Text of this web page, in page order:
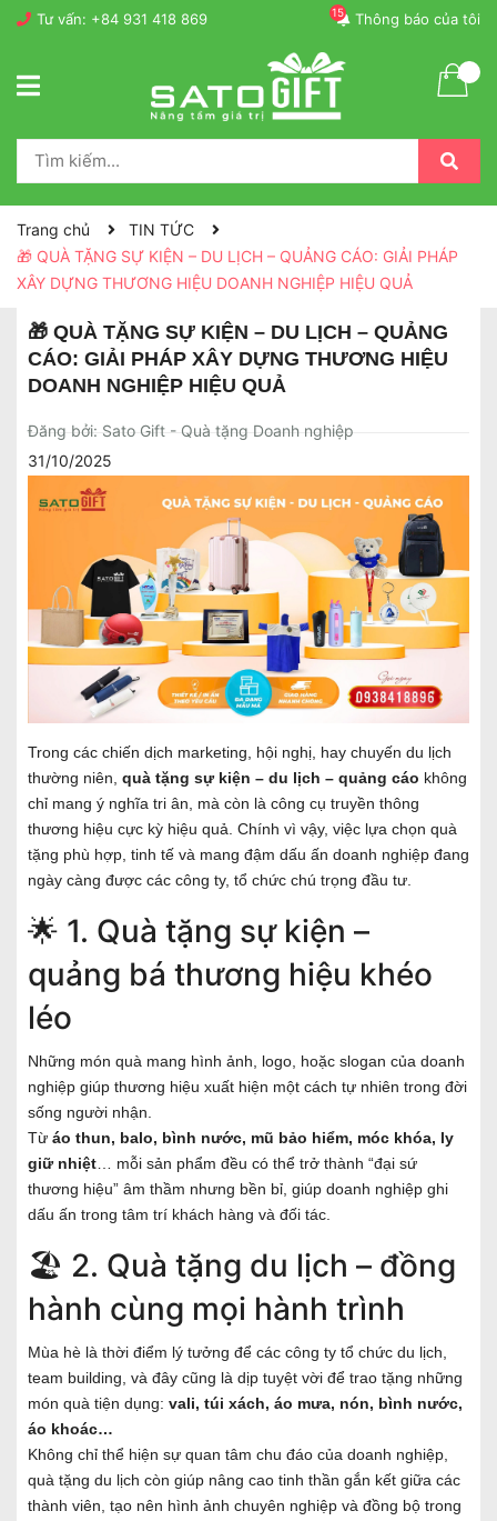
Tư vấn: +84 931 418 869 Thông báo của tôi
15
Trang chủ
TIN TỨC
🎁 QUÀ TẶNG SỰ KIỆN – DU LỊCH – QUẢNG CÁO: GIẢI PHÁP
XÂY DỰNG THƯƠNG HIỆU DOANH NGHIỆP HIỆU QUẢ
🎁 QUÀ TẶNG SỰ KIỆN – DU LỊCH – QUẢNG
CÁO: GIẢI PHÁP XÂY DỰNG THƯƠNG HIỆU
DOANH NGHIỆP HIỆU QUẢ
Đăng bởi: Sato Gift - Quà tặng Doanh nghiệp
31/10/2025
Trong các chiến dịch marketing, hội nghị, hay chuyến du lịch
thường niên, quà tặng sự kiện – du lịch – quảng cáo không
chỉ mang ý nghĩa tri ân, mà còn là công cụ truyền thông
thương hiệu cực kỳ hiệu quả. Chính vì vậy, việc lựa chọn quà
tặng phù hợp, tinh tế và mang đậm dấu ấn doanh nghiệp đang
ngày càng được các công ty, tổ chức chú trọng đầu tư.
🌟 1. Quà tặng sự kiện –
quảng bá thương hiệu khéo
léo
Những món quà mang hình ảnh, logo, hoặc slogan của doanh
nghiệp giúp thương hiệu xuất hiện một cách tự nhiên trong đời
sống người nhận.
Từ áo thun, balo, bình nước, mũ bảo hiểm, móc khóa, ly
giữ nhiệt… mỗi sản phẩm đều có thể trở thành “đại sứ
thương hiệu” âm thầm nhưng bền bỉ, giúp doanh nghiệp ghi
dấu ấn trong tâm trí khách hàng và đối tác.
🏖️ 2. Quà tặng du lịch – đồng
hành cùng mọi hành trình
Mùa hè là thời điểm lý tưởng để các công ty tổ chức du lịch,
team building, và đây cũng là dịp tuyệt vời để trao tặng những
món quà tiện dụng: vali, túi xách, áo mưa, nón, bình nước,
áo khoác…
Không chỉ thể hiện sự quan tâm chu đáo của doanh nghiệp,
quà tặng du lịch còn giúp nâng cao tinh thần gắn kết giữa các
thành viên, tạo nên hình ảnh chuyên nghiệp và đồng bộ trong